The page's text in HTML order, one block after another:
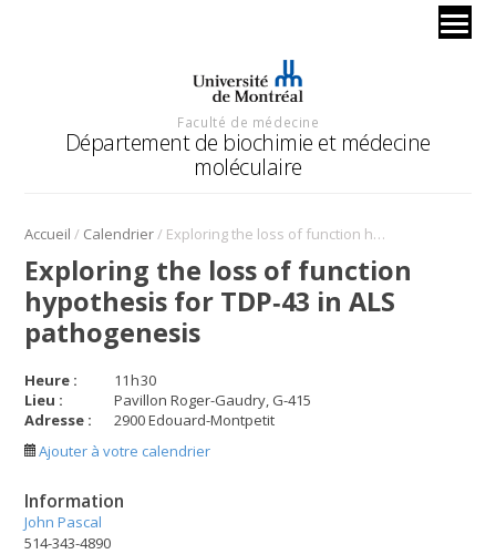
Faculté de médecine
Département de biochimie et médecine
moléculaire
Accueil / Calendrier/ Exploring the loss of function hypothesis for TDP‐43 in ALS pathogenesis
Exploring the loss of function
hypothesis for TDP‐43 in ALS
pathogenesis
Heure : 11h30
Lieu :
Pavillon Roger-Gaudry, G-415
Adresse :
2900 Edouard-Montpetit
Ajouter à votre calendrier
Information
John Pascal
514-343-4890